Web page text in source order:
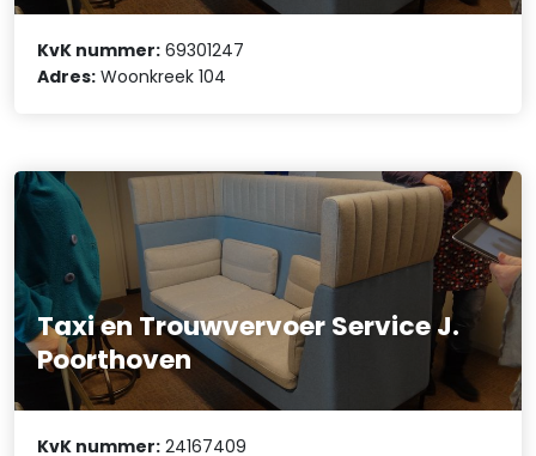
KvK nummer: 69301247
Adres: Woonkreek 104
Taxi en Trouwvervoer Service J.
Poorthoven
KvK nummer: 24167409